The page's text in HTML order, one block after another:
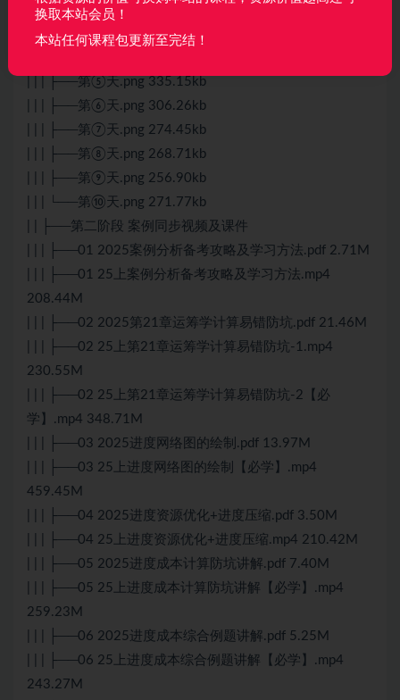
| | | ├──第②天.png 340.69kb
| | | ├──第③天.png 275.13kb
| | | ├──第⑤天.png 335.15kb
| | | ├──第⑥天.png 306.26kb
| | | ├──第⑦天.png 274.45kb
| | | ├──第⑧天.png 268.71kb
| | | ├──第⑨天.png 256.90kb
| | | └──第⑩天.png 271.77kb
| | ├──第二阶段 案例同步视频及课件
| | | ├──01 2025案例分析备考攻略及学习方法.pdf 2.71M
| | | ├──01 25上案例分析备考攻略及学习方法.mp4
208.44M
| | | ├──02 2025第21章运筹学计算易错防坑.pdf 21.46M
| | | ├──02 25上第21章运筹学计算易错防坑-1.mp4
230.55M
| | | ├──02 25上第21章运筹学计算易错防坑-2【必
学】.mp4 348.71M
| | | ├──03 2025进度网络图的绘制.pdf 13.97M
| | | ├──03 25上进度网络图的绘制【必学】.mp4
459.45M
| | | ├──04 2025进度资源优化+进度压缩.pdf 3.50M
| | | ├──04 25上进度资源优化+进度压缩.mp4 210.42M
| | | ├──05 2025进度成本计算防坑讲解.pdf 7.40M
| | | ├──05 25上进度成本计算防坑讲解【必学】.mp4
259.23M
| | | ├──06 2025进度成本综合例题讲解.pdf 5.25M
| | | ├──06 25上进度成本综合例题讲解【必学】.mp4
243.27M
换取本站会员！
本站任何课程包更新至完结！